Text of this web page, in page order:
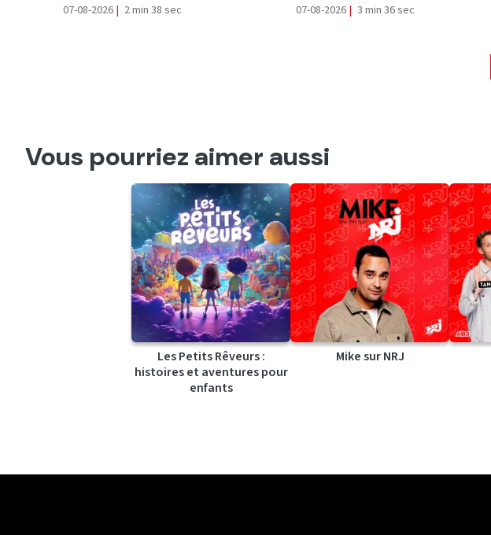
07-08-2026 | 2 min 38 sec 07-08-2026 | 3 min 36 sec
Vous pourriez aimer aussi
Les Petits Rêveurs :
histoires et aventures pour
enfants
Mike sur NRJ